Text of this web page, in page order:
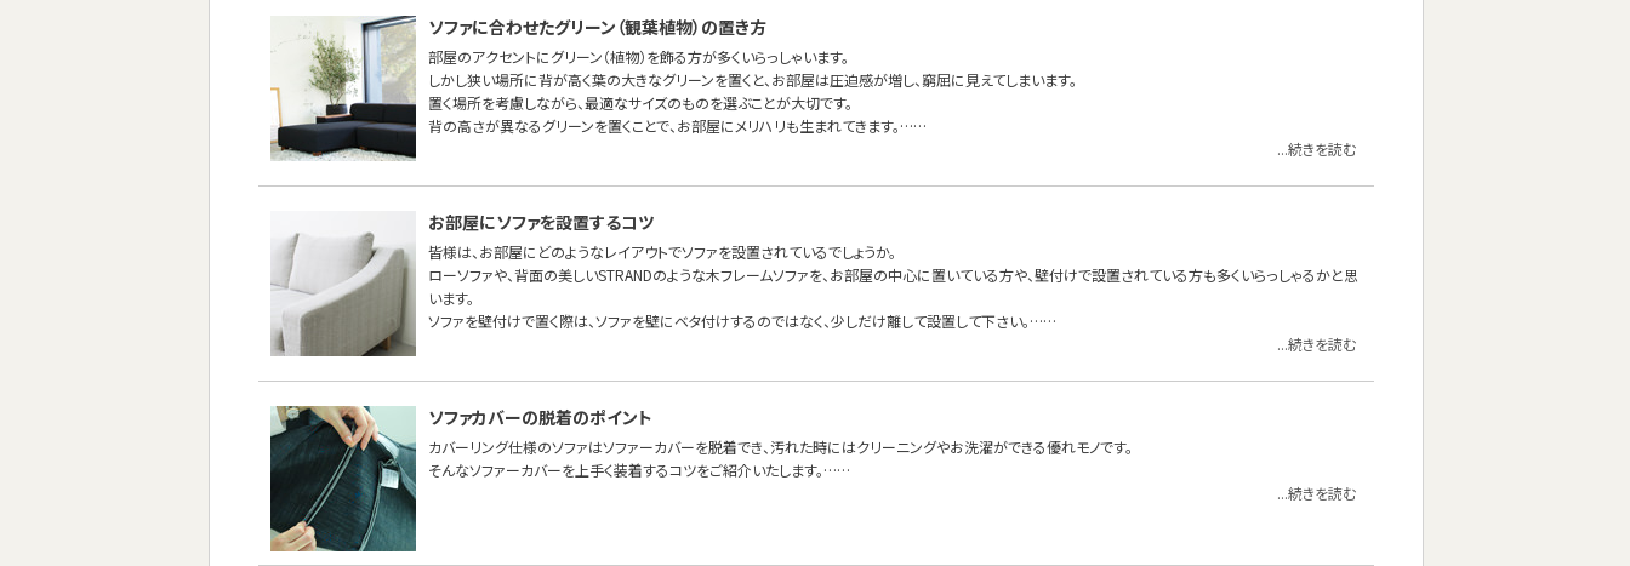
ソファに合わせたグリーン（観葉植物）の置き方
部屋のアクセントにグリーン（植物）を飾る方が多くいらっしゃいます。
しかし狭い場所に背が高く葉の大きなグリーンを置くと、お部屋は圧迫感が増し、窮屈に見えてしまいます。
置く場所を考慮しながら、最適なサイズのものを選ぶことが大切です。
背の高さが異なるグリーンを置くことで、お部屋にメリハリも生まれてきます。……
...続きを読む
お部屋にソファを設置するコツ
皆様は、お部屋にどのようなレイアウトでソファを設置されているでしょうか。
ローソファや、背面の美しいSTRANDのような木フレームソファを、お部屋の中心に置いている方や、壁付けで設置されている方も多くいらっしゃるかと思
います。
ソファを壁付けで置く際は、ソファを壁にベタ付けするのではなく、少しだけ離して設置して下さい。……
...続きを読む
ソファカバーの脱着のポイント
カバーリング仕様のソファはソファーカバーを脱着でき、汚れた時にはクリーニングやお洗濯ができる優れモノです。
そんなソファーカバーを上手く装着するコツをご紹介いたします。……
...続きを読む